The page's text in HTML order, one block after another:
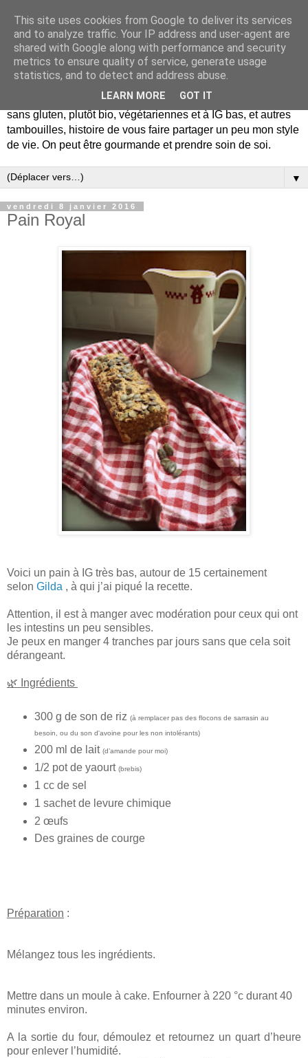
De la gourmandise mais pas seulement... Blog de recettes
sans gluten, plutôt bio, végétariennes et à IG bas, et autres
tambouilles, histoire de vous faire partager un peu mon style
de vie. On peut être gourmande et prendre soin de soi.
▼
vendredi 8 janvier 2016
Pain Royal
Voici un pain à IG très bas, autour de 15 certainement
selon Gilda , à qui j’ai piqué la recette.
Attention, il est à manger avec modération pour ceux qui ont
les intestins un peu sensibles.
Je peux en manger 4 tranches par jours sans que cela soit
dérangeant.
🌿 Ingrédients
300 g de son de riz (à remplacer pas des flocons de sarrasin au
besoin, ou du son d'avoine pour les non intolérants)
200 ml de lait (d’amande pour moi)
1/2 pot de yaourt (brebis)
1 cc de sel
1 sachet de levure chimique
2 œufs
Des graines de courge
Préparation :
Mélangez tous les ingrédients.
Mettre dans un moule à cake. Enfourner à 220 °c durant 40
minutes environ.
A la sortie du four, démoulez et retournez un quart d’heure
pour enlever l’humidité.
This site uses cookies from Google to deliver its services
and to analyze traffic. Your IP address and user-agent are
shared with Google along with performance and security
metrics to ensure quality of service, generate usage
statistics, and to detect and address abuse.
LEARN MORE GOT IT